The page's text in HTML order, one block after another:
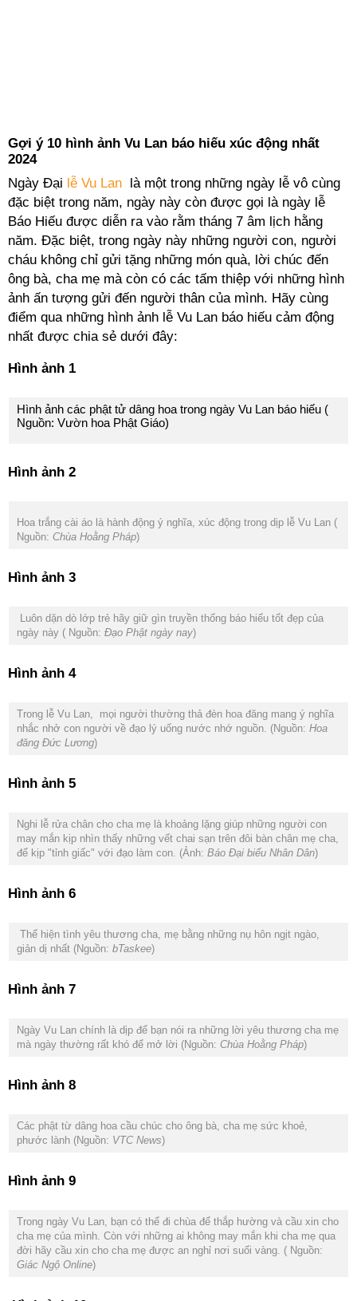
Gợi ý 10 hình ảnh Vu Lan báo hiếu xúc động nhất
2024
Ngày Đại lễ Vu Lan là một trong những ngày lễ vô cùng
đặc biệt trong năm, ngày này còn được gọi là ngày lễ
Báo Hiếu được diễn ra vào rằm tháng 7 âm lịch hằng
năm. Đặc biệt, trong ngày này những người con, người
cháu không chỉ gửi tặng những món quà, lời chúc đến
ông bà, cha mẹ mà còn có các tấm thiệp với những hình
ảnh ấn tượng gửi đến người thân của mình. Hãy cùng
điểm qua những hình ảnh lễ Vu Lan báo hiếu cảm động
nhất được chia sẻ dưới đây:
Hình ảnh 1
Hình ảnh các phật tử dâng hoa trong ngày Vu Lan báo hiếu (
Nguồn: Vườn hoa Phật Giáo)
Hình ảnh 2
Hoa trắng cài áo là hành động ý nghĩa, xúc động trong dịp lễ Vu Lan (
Nguồn: Chùa Hoằng Pháp)
Hình ảnh 3
Luôn dặn dò lớp trẻ hãy giữ gìn truyền thống báo hiếu tốt đẹp của
ngày này ( Nguồn: Đạo Phật ngày nay)
Hình ảnh 4
Trong lễ Vu Lan, mọi người thường thả đèn hoa đăng mang ý nghĩa
nhắc nhở con người về đạo lý uống nước nhớ nguồn. (Nguồn: Hoa
đăng Đức Lương)
Hình ảnh 5
Nghi lễ rửa chân cho cha mẹ là khoảng lặng giúp những người con
may mắn kịp nhìn thấy những vết chai sạn trên đôi bàn chân mẹ cha,
để kịp "tỉnh giấc" với đạo làm con. (Ảnh: Báo Đại biểu Nhân Dân)
Hình ảnh 6
Thể hiện tình yêu thương cha, mẹ bằng những nụ hôn ngịt ngào,
giản dị nhất (Nguồn: bTaskee)
Hình ảnh 7
Ngày Vu Lan chính là dịp để bạn nói ra những lời yêu thương cha mẹ
mà ngày thường rất khó để mở lời (Nguồn: Chùa Hoằng Pháp)
Hình ảnh 8
Các phật từ dâng hoa cầu chúc cho ông bà, cha mẹ sức khoẻ,
phước lành (Nguồn: VTC News)
Hình ảnh 9
Trong ngày Vu Lan, bạn có thể đi chùa để thắp hường và cầu xin cho
cha mẹ của mình. Còn với những ai không may mắn khi cha mẹ qua
đời hãy cầu xin cho cha mẹ được an nghỉ nơi suối vàng. ( Nguồn:
Giác Ngộ Online)